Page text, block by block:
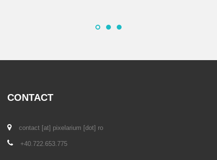
CONTACT
contact [at] pixelarium [dot] ro
+40.722.653.775